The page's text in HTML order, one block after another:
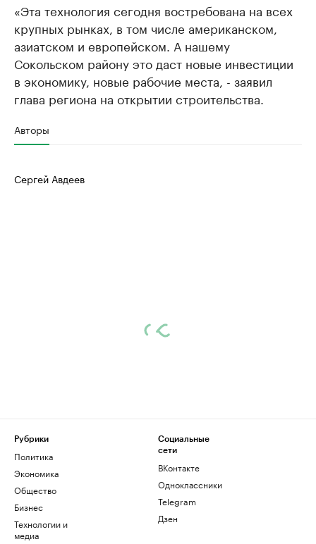
«Эта технология сегодня востребована на всех
крупных рынках, в том числе американском,
азиатском и европейском. А нашему
Сокольском району это даст новые инвестиции
в экономику, новые рабочие места, - заявил
глава региона на открытии строительства.
Авторы
Сергей Авдеев
Рубрики
Политика
Экономика
Общество
Бизнес
Технологии и
медиа
Социальные
сети
ВКонтакте
Одноклассники
Telegram
Дзен